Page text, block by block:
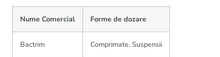
Nume Comercial Forme de dozare
Bactrim Comprimate, Suspensii